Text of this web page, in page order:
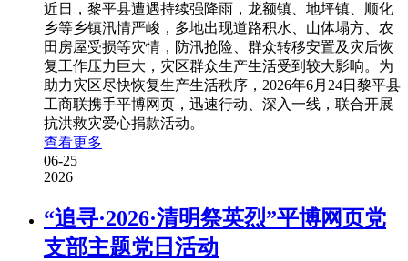
近日，黎平县遭遇持续强降雨，龙额镇、地坪镇、顺化
乡等乡镇汛情严峻，多地出现道路积水、山体塌方、农
田房屋受损等灾情，防汛抢险、群众转移安置及灾后恢
复工作压力巨大，灾区群众生产生活受到较大影响。为
助力灾区尽快恢复生产生活秩序，2026年6月24日黎平县
工商联携手平博网页，迅速行动、深入一线，联合开展
抗洪救灾爱心捐款活动。
查看更多
06-25
2026
“追寻·2026·清明祭英烈”平博网页党
支部主题党日活动